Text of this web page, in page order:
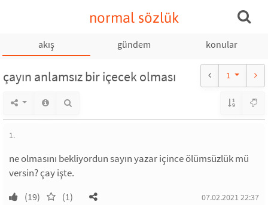
normal sözlük
akış gündem konular
çayın anlamsız bir içecek olması 1
1.
ne olmasını bekliyordun sayın yazar içince ölümsüzlük mü
versin? çay işte.
(19) (1) 07.02.2021 22:37